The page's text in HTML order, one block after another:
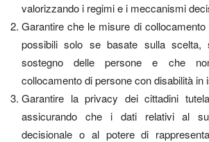
valorizzando i regimi e i meccanismi
Garantire che le misure di
possibili solo se basate sulla scelta,
sostegno delle persone e che
collocamento di persone con disabilità in
Garantire la privacy dei cittadini
assicurando che i dati relativi al
decisionale o al potere di